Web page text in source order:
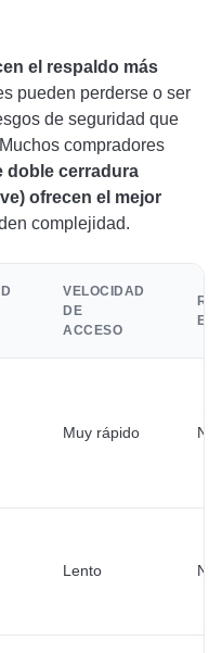
el respaldo más
pueden perderse o ser
de seguridad que
compradores
doble cerradura
ofrecen el mejor
complejidad.
VELOCIDAD
DE
ACCESO
Muy rápido
Lento